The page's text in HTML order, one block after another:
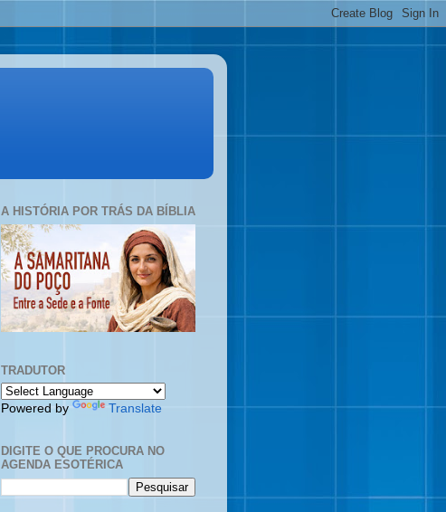
A HISTÓRIA POR TRÁS DA BÍBLIA
TRADUTOR
Powered by Translate
DIGITE O QUE PROCURA NO
AGENDA ESOTÉRICA